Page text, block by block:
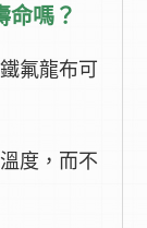
命嗎？
氟龍布可
度，而不